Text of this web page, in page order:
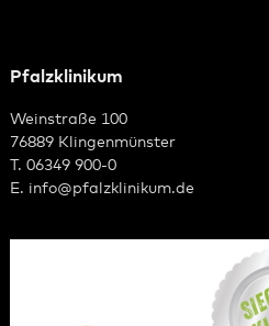
Pfalzklinikum
Weinstraße 100
76889 Klingenmünster
T. 06349 900-0
E. info@pfalzklinikum.de